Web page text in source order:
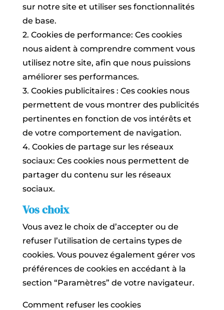
sur notre site et utiliser ses fonctionnalités
de base.
2. Cookies de performance: Ces cookies
nous aident à comprendre comment vous
utilisez notre site, afin que nous puissions
améliorer ses performances.
3. Cookies publicitaires : Ces cookies nous
permettent de vous montrer des publicités
pertinentes en fonction de vos intérêts et
de votre comportement de navigation.
4. Cookies de partage sur les réseaux
sociaux: Ces cookies nous permettent de
partager du contenu sur les réseaux
sociaux.
Vos choix
Vous avez le choix de d’accepter ou de
refuser l’utilisation de certains types de
cookies. Vous pouvez également gérer vos
préférences de cookies en accédant à la
section “Paramètres” de votre navigateur.
Comment refuser les cookies